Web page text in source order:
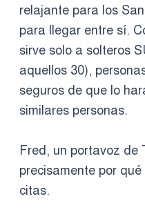
relajante para los
para llegar entre sí.
sirve solo a solteros
aquellos 30),
seguros de que lo
similares personas.
Fred, un portavoz de
precisamente por
citas.